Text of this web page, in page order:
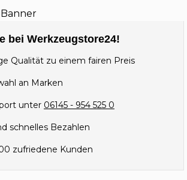
bei Werkzeugstore24!
Qualität zu einem fairen Preis
an Marken
unter 06145 - 954 525 0
schnelles Bezahlen
zufriedene Kunden